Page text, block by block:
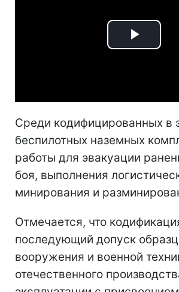
Play
Среди кодифицированных в
беспилотных наземных
работы для эвакуации
боя, выполнения
минирования и
Отмечается, что
последующий допуск
вооружения и военной
отечественного